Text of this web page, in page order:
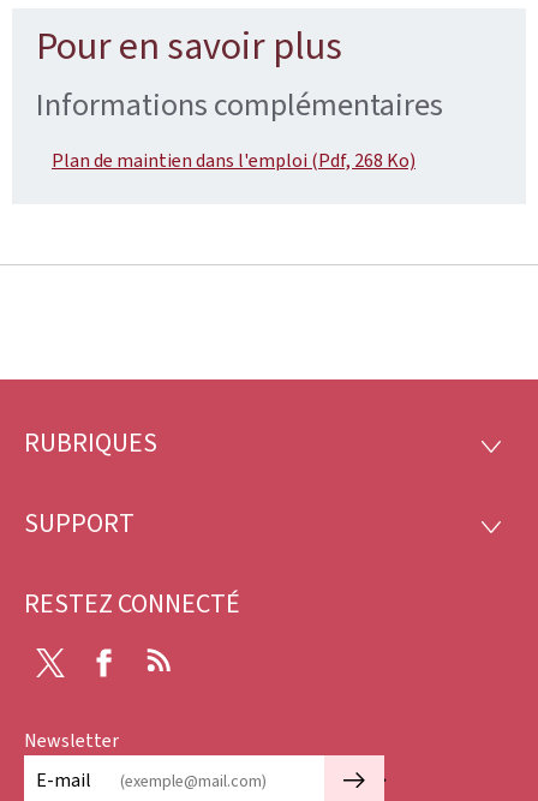
Pour en savoir plus
Informations complémentaires
Plan de maintien dans l'emploi (Pdf, 268 Ko)
Pied
page
RUBRIQUES
SUPPORT
RESTEZ CONNECTÉ
Twitter Facebook
Newsletter
E-mail
🡒